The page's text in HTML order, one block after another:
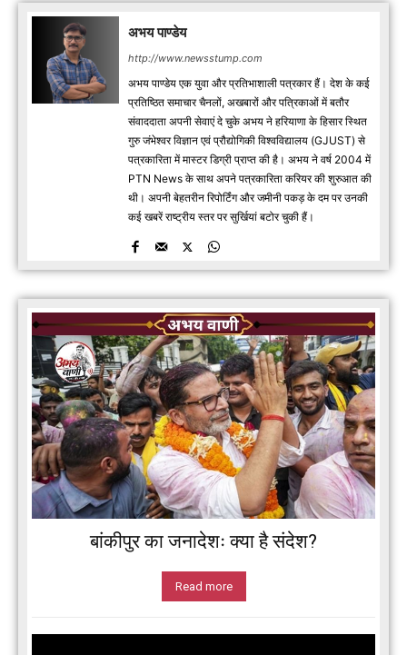
अभय पाण्डेय
http://www.newsstump.com
अभय पाण्डेय एक युवा और प्रतिभाशाली पत्रकार हैं। देश के कई
प्रतिष्ठित समाचार चैनलों, अखबारों और पत्रिकाओं में बतौर
संवाददाता अपनी सेवाएं दे चुके अभय ने हरियाणा के हिसार स्थित
गुरु जंभेश्वर विज्ञान एवं प्रौद्योगिकी विश्वविद्यालय (GJUST) से
पत्रकारिता में मास्टर डिग्री प्राप्त की है। अभय ने वर्ष 2004 में
PTN News के साथ अपने पत्रकारिता करियर की शुरुआत की
थी। अपनी बेहतरीन रिपोर्टिंग और जमीनी पकड़ के दम पर उनकी
कई खबरें राष्ट्रीय स्तर पर सुर्खियां बटोर चुकी हैं।
बांकीपुर का जनादेशः क्या है संदेश?
Read more